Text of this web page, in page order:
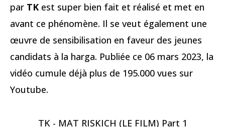
par TK est super bien fait et réalisé et met en
avant ce phénomène. Il se veut également une
œuvre de sensibilisation en faveur des jeunes
candidats à la harga. Publiée ce 06 mars 2023, la
vidéo cumule déjà plus de 195.000 vues sur
Youtube.
TK - MAT RISKICH (LE FILM) Part 1